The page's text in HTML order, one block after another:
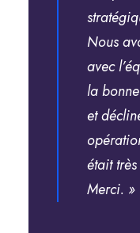
Nous
avec
la
et
était
Merci. »